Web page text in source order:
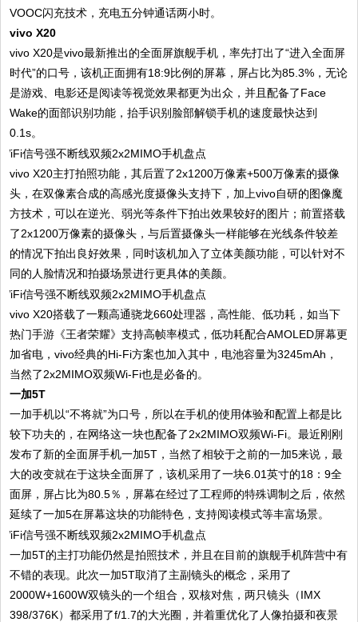
VOOC闪充技术，充电五分钟通话两小时。
vivo X20
vivo X20是vivo最新推出的全面屏旗舰手机，率先打出了“进入全面屏
时代”的口号，该机正面拥有18:9比例的屏幕，屏占比为85.3%，无论
是游戏、电影还是阅读等视觉效果都更为出众，并且配备了Face
Wake的面部识别功能，抬手识别脸部解锁手机的速度最快达到
0.1s。
vivo X20主打拍照功能，其后置了2x1200万像素+500万像素的摄像
头，在双像素合成的高感光度摄像头支持下，加上vivo自研的图像魔
方技术，可以在逆光、弱光等条件下拍出效果较好的图片；前置搭载
了2x1200万像素的摄像头，与后置摄像头一样能够在光线条件较差
的情况下拍出良好效果，同时该机加入了立体美颜功能，可以针对不
同的人脸情况和拍摄场景进行更具体的美颜。
vivo X20搭载了一颗高通骁龙660处理器，高性能、低功耗，如当下
热门手游《王者荣耀》支持高帧率模式，低功耗配合AMOLED屏幕更
加省电，vivo经典的Hi-Fi方案也加入其中，电池容量为3245mAh，
当然了2x2MIMO双频Wi-Fi也是必备的。
一加5T
一加手机以“不将就”为口号，所以在手机的使用体验和配置上都是比
较下功夫的，在网络这一块也配备了2x2MIMO双频Wi-Fi。最近刚刚
发布了新的全面屏手机一加5T，当然了相较于之前的一加5来说，最
大的改变就在于这块全面屏了，该机采用了一块6.01英寸的18：9全
面屏，屏占比为80.5％，屏幕在经过了工程师的特殊调制之后，依然
延续了一加5在屏幕这块的功能特色，支持阅读模式等丰富场景。
一加5T的主打功能仍然是拍照技术，并且在目前的旗舰手机阵营中有
不错的表现。此次一加5T取消了主副镜头的概念，采用了
2000W+1600W双镜头的一个组合，双核对焦，两只镜头（IMX
398/376K）都采用了f/1.7的大光圈，并着重优化了人像拍摄和夜景